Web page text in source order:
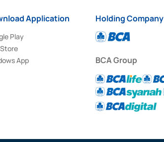
Application
Play
App
Holding Company
BCA Group